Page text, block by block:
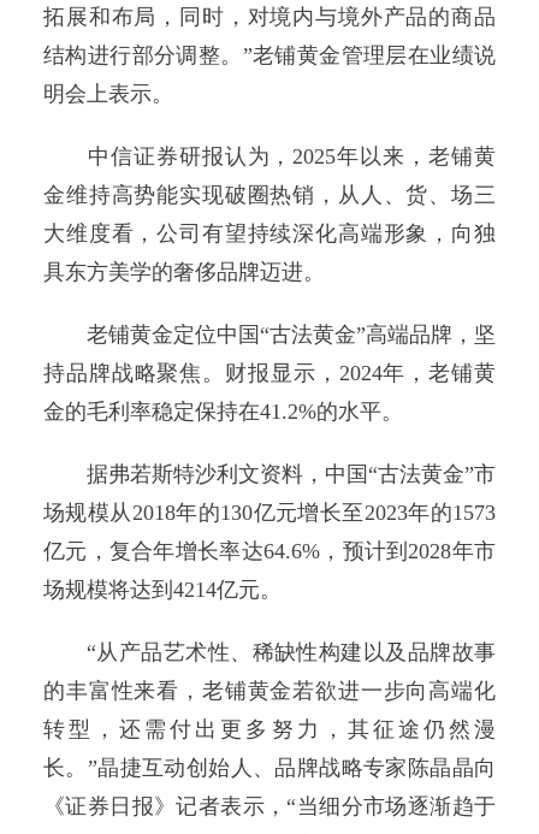
拓展和布局，同时，对境内与境外产品的商品
结构进行部分调整。”老铺黄金管理层在业绩说
明会上表示。
中信证券研报认为，2025年以来，老铺黄
金维持高势能实现破圈热销，从人、货、场三
大维度看，公司有望持续深化高端形象，向独
具东方美学的奢侈品牌迈进。
老铺黄金定位中国“古法黄金”高端品牌，坚
持品牌战略聚焦。财报显示，2024年，老铺黄
金的毛利率稳定保持在41.2%的水平。
据弗若斯特沙利文资料，中国“古法黄金”市
场规模从2018年的130亿元增长至2023年的1573
亿元，复合年增长率达64.6%，预计到2028年市
场规模将达到4214亿元。
“从产品艺术性、稀缺性构建以及品牌故事
的丰富性来看，老铺黄金若欲进一步向高端化
转型，还需付出更多努力，其征途仍然漫
长。”晶捷互动创始人、品牌战略专家陈晶晶向
《证券日报》记者表示，“当细分市场逐渐趋于